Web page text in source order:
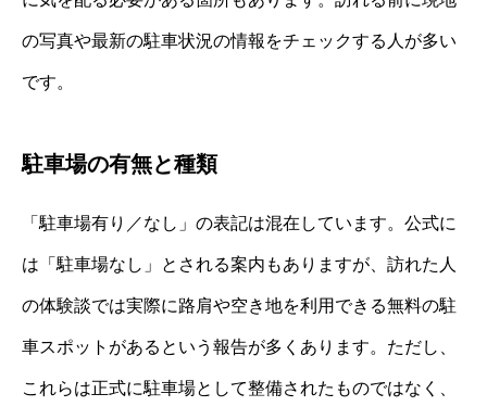
の写真や最新の駐車状況の情報をチェックする人が多い
です。
駐車場の有無と種類
「駐車場有り／なし」の表記は混在しています。公式に
は「駐車場なし」とされる案内もありますが、訪れた人
の体験談では実際に路肩や空き地を利用できる無料の駐
車スポットがあるという報告が多くあります。ただし、
これらは正式に駐車場として整備されたものではなく、